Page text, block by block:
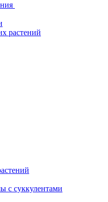
растений
с суккулентами